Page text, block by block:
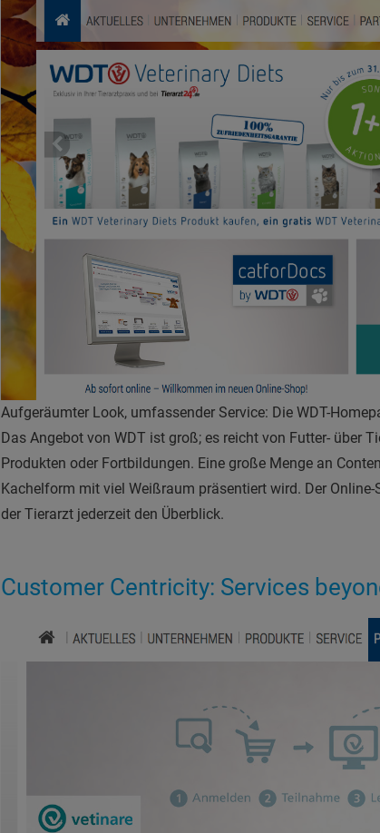
Aufgeräumter Look, umfassender Service: Die WDT-
Das Angebot von WDT ist groß; es reicht von Futter- über
Produkten oder Fortbildungen. Eine große Menge an
Kachelform mit viel Weißraum präsentiert wird. Der Online-
der Tierarzt jederzeit den Überblick.
Customer Centricity: Services